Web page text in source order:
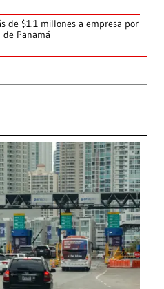
de $1.1 millones a empresa por
Panamá